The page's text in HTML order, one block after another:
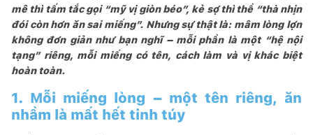
mê thì tấm tắc gọi “mỹ vị giòn béo”, kẻ sợ thì thề “thà nhịn
đói còn hơn ăn sai miếng”. Nhưng sự thật là: mâm lòng lợn
không đơn giản như bạn nghĩ – mỗi phần là một “hệ nội
tạng” riêng, mỗi miếng có tên, cách làm và vị khác biệt
hoàn toàn.
1. Mỗi miếng lòng – một tên riêng, ăn
nhầm là mất hết tinh túy